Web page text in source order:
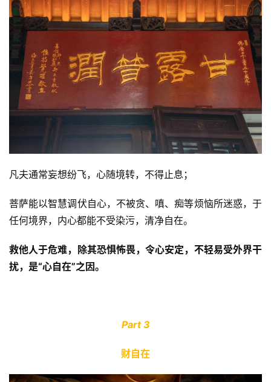
凡夫通常妄想纷飞，心随境转，不得止息；
菩萨能以智慧调伏自心，不被贪、嗔、痴等烦恼所迷惑，于
任何境界，内心都能不受染污，清净自在。
救他人于危难，除其恐惧怖畏，令心安定，不轻易受外界干
扰，是“心自在”之因。
Part 3
财自在